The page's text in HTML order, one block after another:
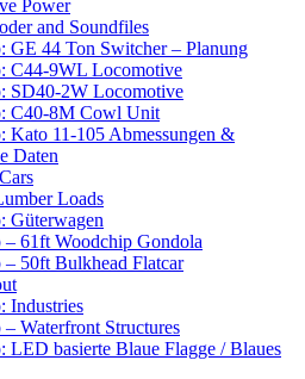
Power
and Soundfiles
GE 44 Ton Switcher – Planung
C44-9WL Locomotive
SD40-2W Locomotive
C40-8M Cowl Unit
Kato 11-105 Abmessungen &
Daten
Loads
Güterwagen
– 61ft Woodchip Gondola
– 50ft Bulkhead Flatcar
Industries
Waterfront Structures
LED basierte Blaue Flagge / Blaues